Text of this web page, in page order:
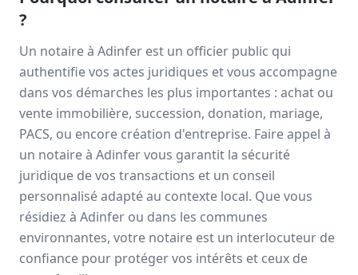
?
Un notaire à Adinfer est un officier public qui
authentifie vos actes juridiques et vous accompagne
dans vos démarches les plus importantes : achat ou
vente immobilière, succession, donation, mariage,
PACS, ou encore création d'entreprise. Faire appel à
un notaire à Adinfervous garantit la sécurité
juridique de vos transactions et un conseil
personnalisé adapté au contexte local. Que vous
résidiez à Adinfer ou dans les communes
environnantes, votre notaire est un interlocuteur de
confiance pour protéger vos intérêts et ceux de